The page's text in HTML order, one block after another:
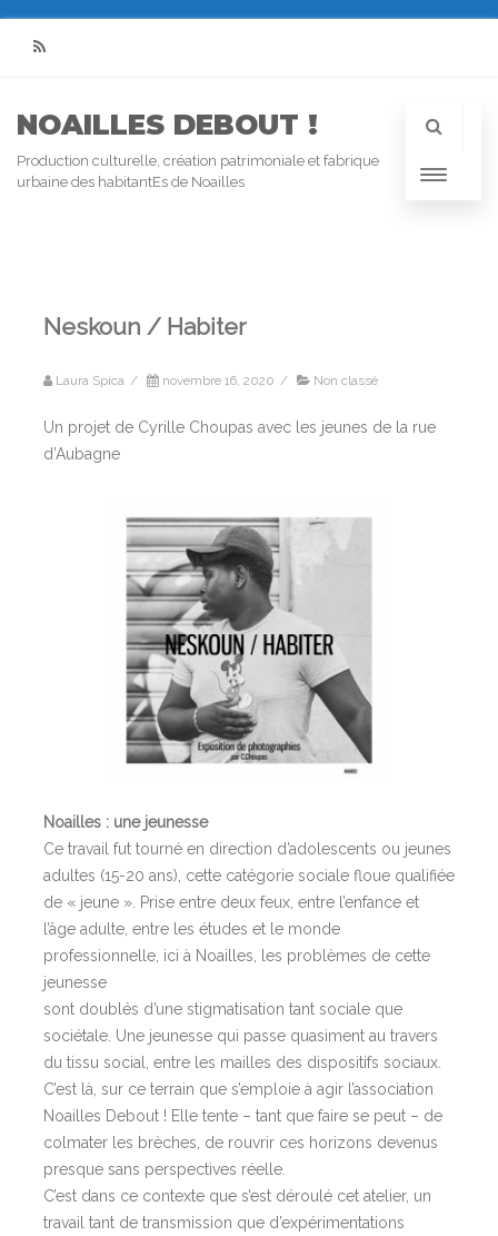
NOAILLES DEBOUT !
Production culturelle, création patrimoniale et fabrique
urbaine des habitantEs de Noailles
Neskoun / Habiter
Laura Spica / novembre 16, 2020 / Non classé
Un projet de Cyrille Choupas avec les jeunes de la rue
d’Aubagne
Noailles : une jeunesse
Ce travail fut tourné en direction d’adolescents ou jeunes
adultes (15-20 ans), cette catégorie sociale floue qualifiée
de « jeune ». Prise entre deux feux, entre l’enfance et
l’âge adulte, entre les études et le monde
professionnelle, ici à Noailles, les problèmes de cette
jeunesse
sont doublés d’une stigmatisation tant sociale que
sociétale. Une jeunesse qui passe quasiment au travers
du tissu social, entre les mailles des dispositifs sociaux.
C’est là, sur ce terrain que s’emploie à agir l’association
Noailles Debout ! Elle tente – tant que faire se peut – de
colmater les brèches, de rouvrir ces horizons devenus
presque sans perspectives réelle.
C’est dans ce contexte que s’est déroulé cet atelier, un
travail tant de transmission que d’expérimentations